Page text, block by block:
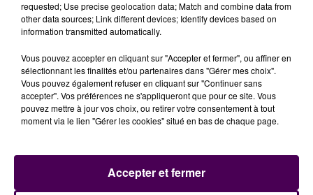
le cadre de l'événement"Le Mans Classic". sur le
circuit Bugatti."On ne nous a pas seulement volé un
de travail, de la passion, et une partie de notre
enfance"écrivent-ils, avant de solliciter l'aide des
internautes :"Si quelqu’un voit passer une annonce,
un détail...".
Garage Vernerey :02 43 75 83 06
contact@garage-vernerey.com
requested; Use precise geolocation data; Match and combine data from
other data sources; Link different devices; Identify devices based on
information transmitted automatically.
Vous pouvez accepter en cliquant sur "Accepter et fermer", ou affiner en
sélectionnant les finalités et/ou partenaires dans "Gérer mes choix".
Vous pouvez également refuser en cliquant sur "Continuer sans
accepter". Vos préférences ne s'appliqueront que pour ce site. Vous
pouvez mettre à jour vos choix, ou retirer votre consentement à tout
moment via le lien "Gérer les cookies" situé en bas de chaque page.
Accepter et fermer